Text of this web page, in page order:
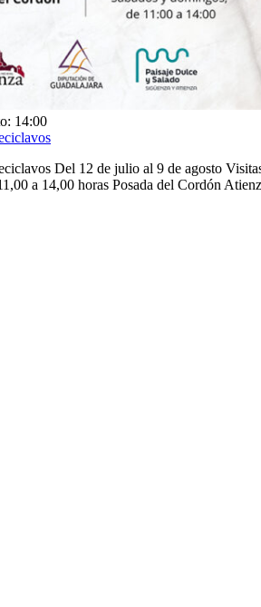
14:00
Del 12 de julio al 9 de agosto
a 14,00 horas Posada del Cordón